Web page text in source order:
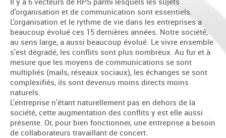
d'organisation et de communication sont essentiels.
L'organisation et le rythme de vie dans les entreprises a
beaucoup évolué ces 15 dernières années. Notre société,
au sens large, a aussi beaucoup évolué. Le vivre ensemble
s'est dégradé, les conflits sont plus nombreux. Au fur et à
mesure que les moyens de communications se sont
multipliés (mails, réseaux sociaux), les échanges se sont
complexifiés, ils sont devenus moins directs moins
naturels.
L'entreprise n'étant naturellement pas en dehors de la
société, cette augmentation des conflits y est elle aussi
présente. Or, pour bien fonctionner, une entreprise a besoin
de collaborateurs travaillant de concert.